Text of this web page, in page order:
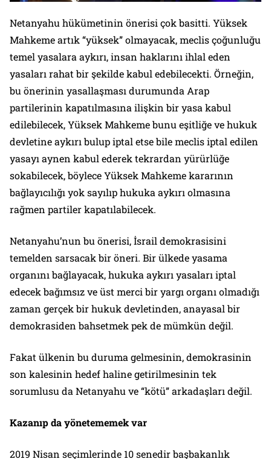
Netanyahu hükümetinin önerisi çok basitti. Yüksek
Mahkeme artık “yüksek” olmayacak, meclis çoğunluğu
temel yasalara aykırı, insan haklarını ihlal eden
yasaları rahat bir şekilde kabul edebilecekti. Örneğin,
bu önerinin yasallaşması durumunda Arap
partilerinin kapatılmasına ilişkin bir yasa kabul
edilebilecek, Yüksek Mahkeme bunu eşitliğe ve hukuk
devletine aykırı bulup iptal etse bile meclis iptal edilen
yasayı aynen kabul ederek tekrardan yürürlüğe
sokabilecek, böylece Yüksek Mahkeme kararının
bağlayıcılığı yok sayılıp hukuka aykırı olmasına
rağmen partiler kapatılabilecek.
Netanyahu’nun bu önerisi, İsrail demokrasisini
temelden sarsacak bir öneri. Bir ülkede yasama
organını bağlayacak, hukuka aykırı yasaları iptal
edecek bağımsız ve üst merci bir yargı organı olmadığı
zaman gerçek bir hukuk devletinden, anayasal bir
demokrasiden bahsetmek pek de mümkün değil.
Fakat ülkenin bu duruma gelmesinin, demokrasinin
son kalesinin hedef haline getirilmesinin tek
sorumlusu da Netanyahu ve “kötü” arkadaşları değil.
Kazanıp da yönetememek var
2019 Nisan seçimlerinde 10 senedir başbakanlık